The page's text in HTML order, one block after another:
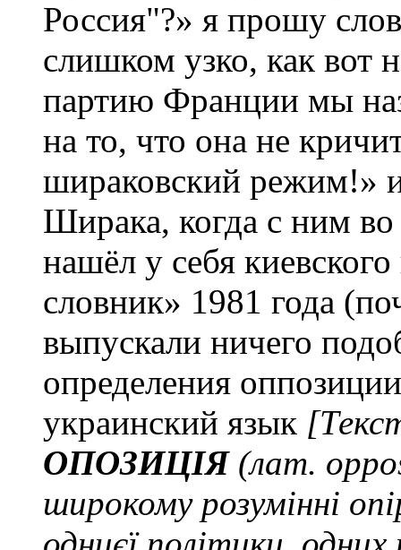
Россия"?» я прошу
слишком узко, как вот
партию Франции мы
на то, что она не
шираковский режим!» и
Ширака, когда с ним
нашёл у себя
словник» 1981 года
выпускали ничего
определения
украинский язык
ОПОЗИЦІЯ(лат.
широкому розумінні